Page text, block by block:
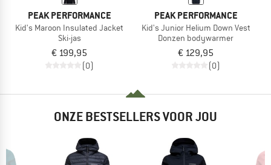
PEAK PERFORMANCE
Kid's Maroon Insulated Jacket
Ski-jas
€ 199,95
(0)
PEAK PERFORMANCE
Kid's Junior Helium Down Vest
Donzen bodywarmer
€ 129,95
(0)
ONZE BESTSELLERS VOOR JOU